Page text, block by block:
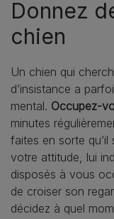
Donnez
chien
Un chien qui
d’insistance a
mental. Occupez-
minutes
faites en sorte
votre attitude, lui
disposés à vous
de croiser son
décidez à quel